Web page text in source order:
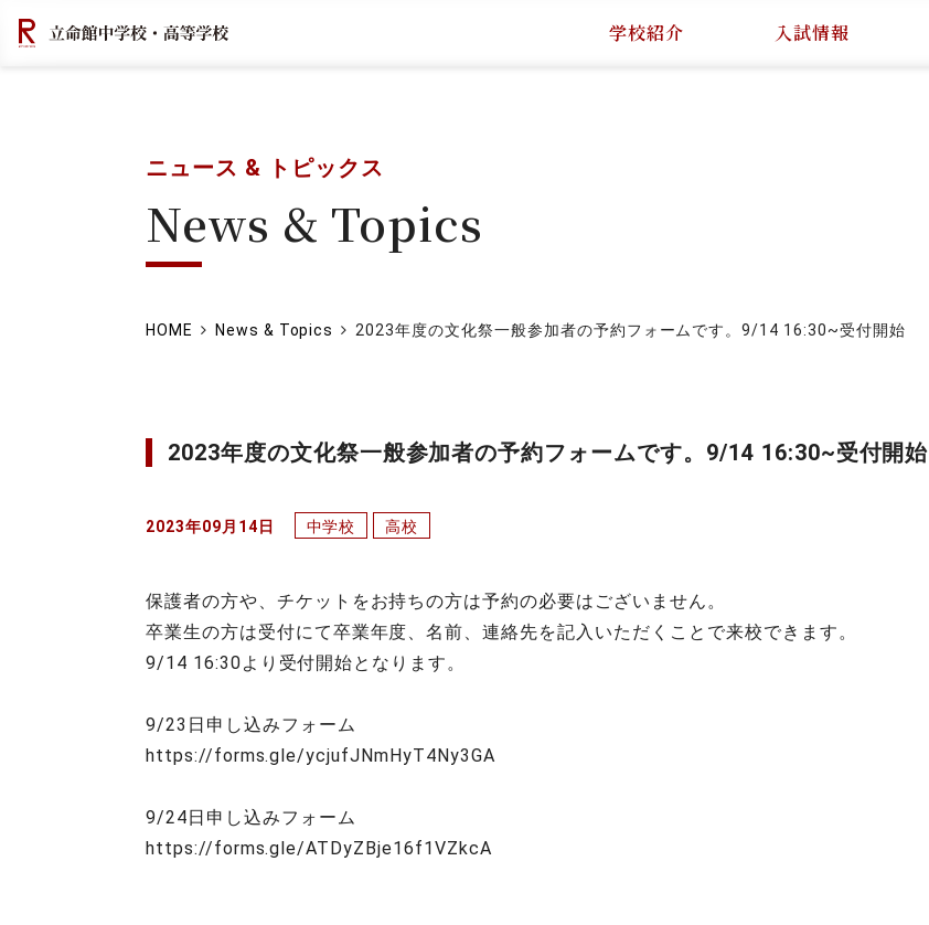
学校紹介 入試情報
ニュース & トピックス
News & Topics
HOME News & Topics 2023年度の文化祭一般参加者の予約フォームです。9/14 16:30~受付開始
2023年度の文化祭一般参加者の予約フォームです。9/14 16:30~受付開始
2023年09月14日 中学校 高校
保護者の方や、チケットをお持ちの方は予約の必要はございません。
卒業生の方は受付にて卒業年度、名前、連絡先を記入いただくことで来校できます。
9/14 16:30より受付開始となります。
9/23日申し込みフォーム
https://forms.gle/ycjufJNmHyT4Ny3GA
9/24日申し込みフォーム
https://forms.gle/ATDyZBje16f1VZkcA